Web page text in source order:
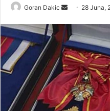
Goran Dakic
d
a
n
e
m
a
28 Juna,